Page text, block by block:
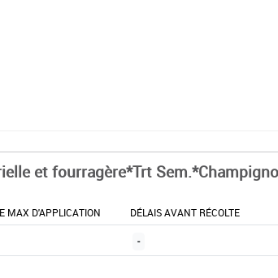
et fourragère*Trt
MAX D'APPLICATION DÉLAIS AVANT RÉCOLTE
-